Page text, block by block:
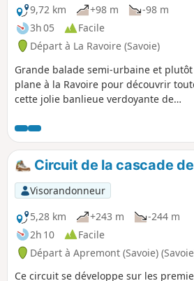
9,72 km
+98 m
-98 m
3h 05
Facile
Départ à La Ravoire (Savoie)
Grande balade semi-urbaine et plutôt
plane à la Ravoire pour découvrir
cette jolie banlieue verdoyante de
faire un petit tour à la fois citadin et
vert. Cette promenade permet de
découvrir le centre-bourg Valmar,
d'admirer une vue magnifique sur
Belledonne au Parc de l'Echaud, de
parcourir quelques quartiers
pavillonnaires, d'atteindre les plaines
Boige puis de revenir par les
infrastructures sportives, le Pré Joli
le Champ Clavier.
Circuit de la cascade
Visorandonneur
5,28 km
+243 m
-244 m
2h 10
Facile
Départ à Apremont (Savoie)
Ce circuit se développe sur les